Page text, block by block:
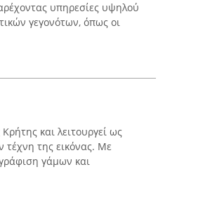
υπηρεσίες υψηλού
γεγονότων, όπως οι
και λειτουργεί ως
της εικόνας. Με
γάμων και